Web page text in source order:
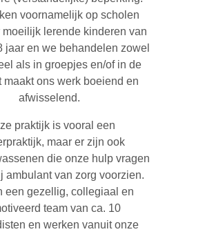
voornamelijk op scholen
moeilijk lerende kinderen van
jaar en we behandelen zowel
als in groepjes en/of in de
maakt ons werk boeiend en
afwisselend.
praktijk is vooral een
maar er zijn ook
die onze hulp vragen
ambulant van zorg voorzien.
een gezellig, collegiaal en
team van ca. 10
en werken vanuit onze